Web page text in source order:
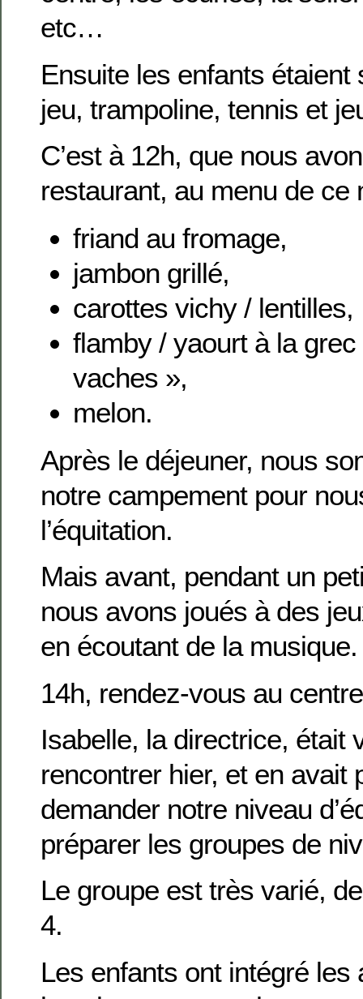
etc…
Ensuite les enfants étaient
jeu, trampoline, tennis et
C’est à 12h, que nous
restaurant, au menu de ce
friand au fromage,
jambon grillé,
carottes vichy / lentilles,
flamby / yaourt à la
vaches »,
melon.
Après le déjeuner, nous
notre campement pour
l’équitation.
Mais avant, pendant un
nous avons joués à des
en écoutant de la musique.
14h, rendez-vous au
Isabelle, la directrice, était
rencontrer hier, et en avait
demander notre niveau
préparer les groupes de
Le groupe est très varié,
4.
Les enfants ont intégré les